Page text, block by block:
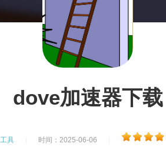
dove加速器下载
工具 时间：2025-06-06